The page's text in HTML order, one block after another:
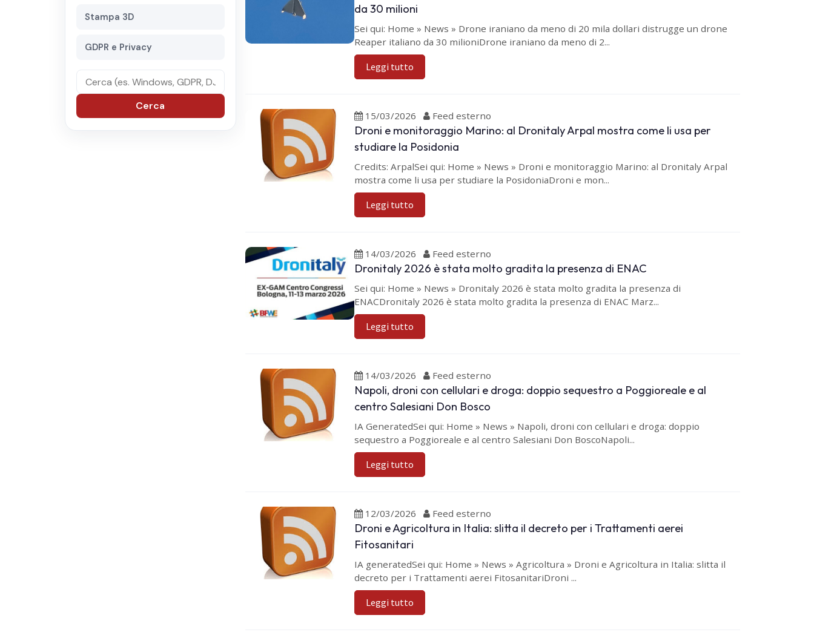
Stampa 3D
GDPR e Privacy
Cerca
da 30 milioni
Sei qui: Home » News » Drone iraniano da meno di 20 mila dollari distrugge un drone
Reaper italiano da 30 milioniDrone iraniano da meno di 2...
Leggi tutto
15/03/2026 Feed esterno
Droni e monitoraggio Marino: al Dronitaly Arpal mostra come li usa per
studiare la Posidonia
Credits: ArpalSei qui: Home » News » Droni e monitoraggio Marino: al Dronitaly Arpal
mostra come li usa per studiare la PosidoniaDroni e mon...
Leggi tutto
14/03/2026 Feed esterno
Dronitaly 2026 è stata molto gradita la presenza di ENAC
Sei qui: Home » News » Dronitaly 2026 è stata molto gradita la presenza di
ENACDronitaly 2026 è stata molto gradita la presenza di ENAC Marz...
Leggi tutto
14/03/2026 Feed esterno
Napoli, droni con cellulari e droga: doppio sequestro a Poggioreale e al
centro Salesiani Don Bosco
IA GeneratedSei qui: Home » News » Napoli, droni con cellulari e droga: doppio
sequestro a Poggioreale e al centro Salesiani Don BoscoNapoli...
Leggi tutto
12/03/2026 Feed esterno
Droni e Agricoltura in Italia: slitta il decreto per i Trattamenti aerei
Fitosanitari
IA generatedSei qui: Home » News » Agricoltura » Droni e Agricoltura in Italia: slitta il
decreto per i Trattamenti aerei FitosanitariDroni ...
Leggi tutto